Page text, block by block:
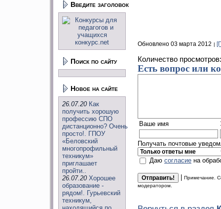
Введите заголовок
Поиск по сайту
Новое на сайте
26.07.20 Как
получить хорошую
профессию СПО
дистанционно? Очень
просто!. ГПОУ
«Беловский
многопрофильный
техникум»
приглашает
пройти..
26.07.20 Хорошее
образование -
рядом!. Гурьевский
техникум,
Обновлено 03 марта 2012
Количество
Есть вопрос или
Ваше имя
Получать почтовые
Даю согласие на
Примечание.
модератором.